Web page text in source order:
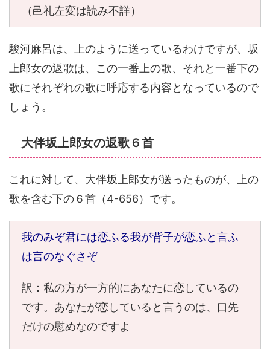
（邑礼左変は読み不詳）
駿河麻呂は、上のように送っているわけですが、坂
上郎女の返歌は、この一番上の歌、それと一番下の
歌にそれぞれの歌に呼応する内容となっているので
しょう。
大伴坂上郎女の返歌６首
これに対して、大伴坂上郎女が送ったものが、上の
歌を含む下の６首（4-656）です。
我のみぞ君には恋ふる我が背子が恋ふと言ふ
は言のなぐさぞ
訳：私の方が一方的にあなたに恋しているの
です。あなたが恋していると言うのは、口先
だけの慰めなのですよ